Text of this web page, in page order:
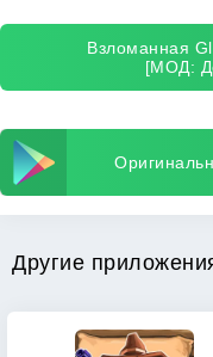
Взломанная
[МОД:
Другие